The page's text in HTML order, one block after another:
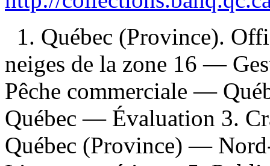
1. Québec (Province).
neiges de la zone 16 —
Pêche commerciale —
Québec — Évaluation 3.
Québec (Province) —